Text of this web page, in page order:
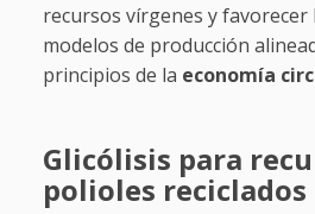
recursos vírgenes y favorecer
modelos de producción
principios de la economía
Glicólisis para
polioles reciclados